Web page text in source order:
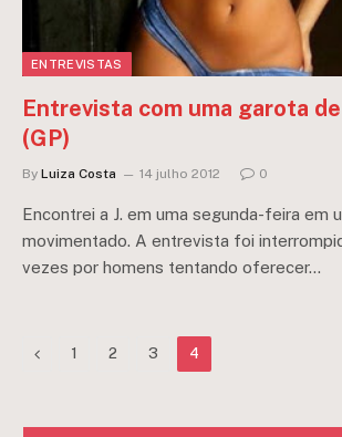
ENTREVISTAS
Entrevista com uma garota
(GP)
By Luiza Costa 14 julho 2012 0
Encontrei a J. em uma segunda-feira em
movimentado. A entrevista foi
vezes por homens tentando oferecer…
Previous
1 2 3 4